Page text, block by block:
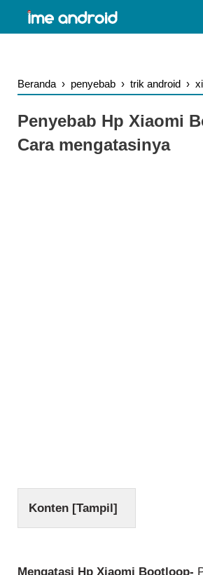
Beranda › penyebab › trik android ›
Penyebab Hp Xiaomi
Cara mengatasinya
Konten [Tampil]
Mengatasi Hp Xiaomi Bootloop-